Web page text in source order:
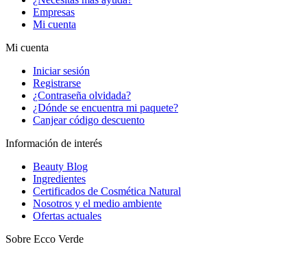
Empresas
Mi cuenta
Mi cuenta
Iniciar sesión
Registrarse
¿Contraseña olvidada?
¿Dónde se encuentra mi paquete?
Canjear código descuento
Información de interés
Beauty Blog
Ingredientes
Certificados de Cosmética Natural
Nosotros y el medio ambiente
Ofertas actuales
Sobre Ecco Verde